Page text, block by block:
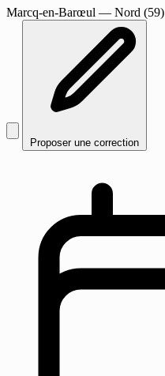
Marcq-en-Barœul — Nord (59)
Proposer une correction